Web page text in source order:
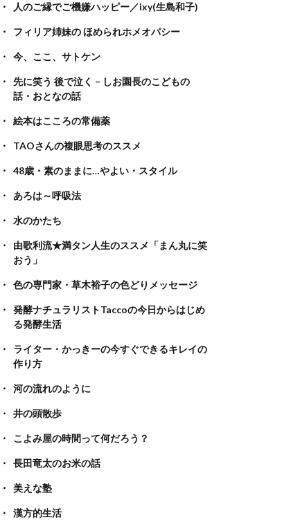
人のご縁でご機嫌ハッピー／ixy(生島和子)
フィリア姉妹の ほめられホメオパシー
今、ここ、サトケン
先に笑う 後で泣く – しお園長のこどもの
話・おとなの話
絵本はこころの常備薬
TAOさんの複眼思考のススメ
48歳・素のままに…やよい・スタイル
あろは～呼吸法
水のかたち
由歌利流★満タン人生のススメ「まん丸に笑
おう」
色の専門家・草木裕子の色どりメッセージ
発酵ナチュラリストTaccoの今日からはじめ
る発酵生活
ライター・かっきーの今すぐできるキレイの
作り方
河の流れのように
井の頭散歩
こよみ屋の時間って何だろう？
長田竜太のお米の話
美えな塾
漢方的生活